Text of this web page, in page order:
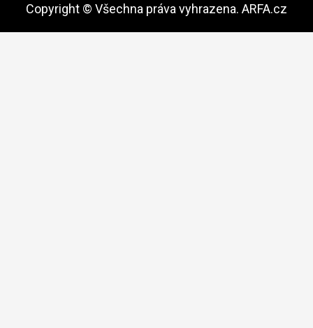
Copyright © Všechna práva vyhrazena. ARFA.cz